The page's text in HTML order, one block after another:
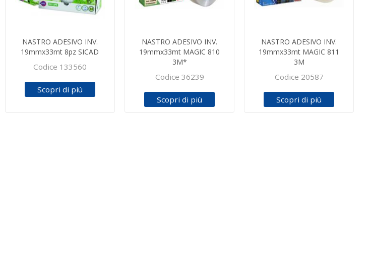
NASTRO ADESIVO INV.
19mmx33mt 8pz SICAD
Codice 133560
Scopri di più
NASTRO ADESIVO INV.
19mmx33mt MAGIC 810
3M*
Codice 36239
Scopri di più
NASTRO ADESIVO INV.
19mmx33mt MAGIC 811
3M
Codice 20587
Scopri di più